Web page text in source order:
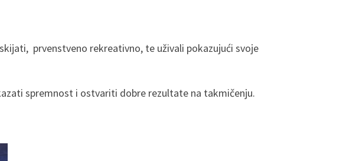
prvenstveno rekreativno, te uživali pokazujući svoje
spremnost i ostvariti dobre rezultate na takmičenju.